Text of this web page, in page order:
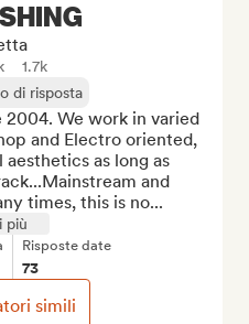
1.7k
di risposta
2004. We work in varied
and Electro oriented,
as long as
and
times, this is no...
più
Risposte date
73
simili